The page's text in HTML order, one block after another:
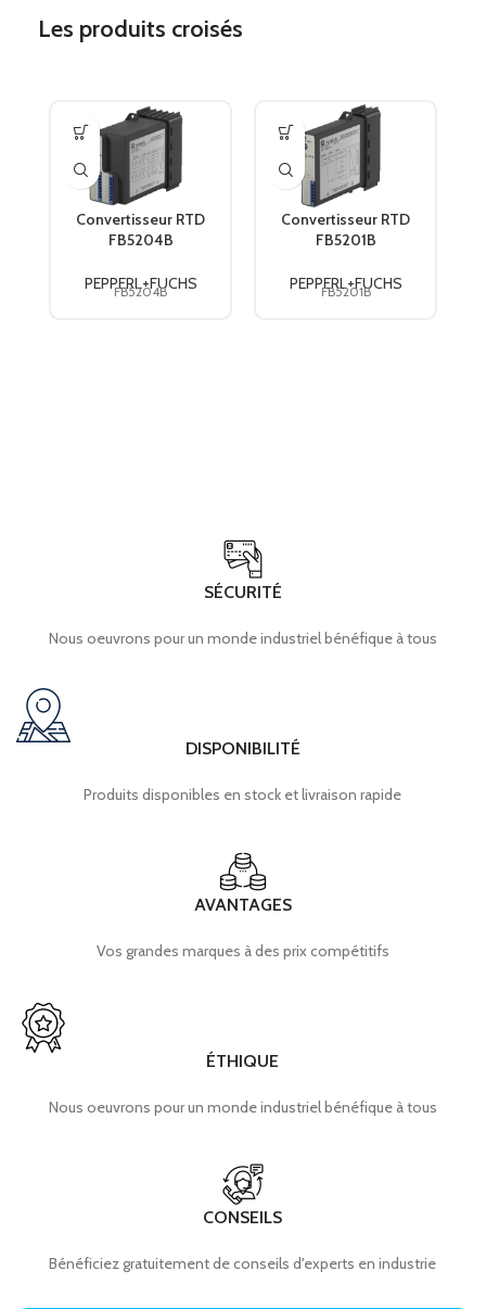
Les produits croisés
Convertisseur RTD
FB5204B
PEPPERL+FUCHS
FB5204B
Convertisseur RTD
FB5201B
PEPPERL+FUCHS
FB5201B
SÉCURITÉ
Nous oeuvrons pour un monde industriel bénéfique à tous
DISPONIBILITÉ
Produits disponibles en stock et livraison rapide
AVANTAGES
Vos grandes marques à des prix compétitifs
ÉTHIQUE
Nous oeuvrons pour un monde industriel bénéfique à tous
CONSEILS
Bénéficiez gratuitement de conseils d'experts en industrie